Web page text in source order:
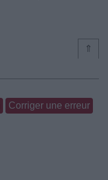
⇑
Corriger une erreur